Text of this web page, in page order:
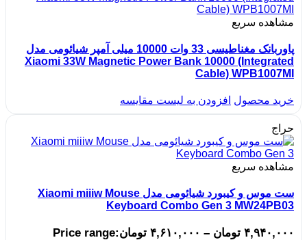
مشاهده سریع
پاوربانک مغناطیسی 33 وات 10000 میلی آمپر شیائومی مدل
Xiaomi 33W Magnetic Power Bank 10000 (Integrated
Cable) WPB1007MI
خرید محصول افزودن به لیست مقایسه
حراج
مشاهده سریع
ست موس و کیبورد شیائومی مدل Xiaomi miiiw Mouse
Keyboard Combo Gen 3 MW24PB03
۴,۹۴۰,۰۰۰ تومان – ۴,۶۱۰,۰۰۰ تومانPrice range: